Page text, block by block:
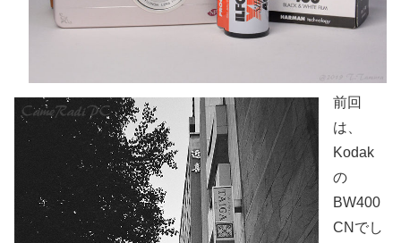
前回
は、
Kodak
の
BW400
CNでし